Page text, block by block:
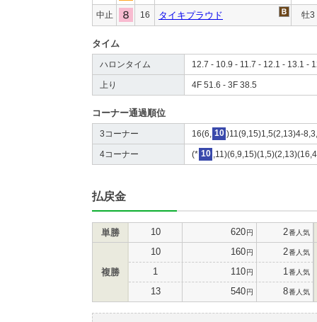
中止 16 タイキプラウド 牡3
タイム
ハロンタイム 12.7 - 10.9 - 11.7 - 12.1 - 13.1 -
上り 4F 51.6 - 3F 38.5
コーナー通過順位
3コーナー 16(6, 10 )11(9,15)1,5(2,13)4-
4コーナー (* 10
払戻金
単勝 10 620円 2番人気
複勝
10 160円 2番人気
1 110円 1 番人気
13 540円 8番人気